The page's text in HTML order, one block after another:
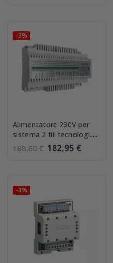
-3%
Alimentatore 230V per
sistema 2 fili tecnologia
Simblebus Uscita 33V
DC...
188,60 € 182,95 €
-3%